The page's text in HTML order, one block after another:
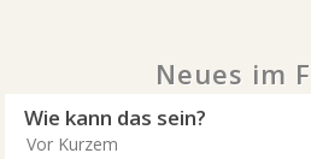
Neues im
Wie kann das sein?
Vor Kurzem